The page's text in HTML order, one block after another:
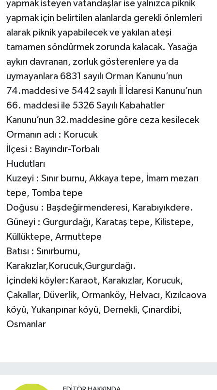
yapmak isteyen vatandaşlar ise yalnızca piknik
yapmak için belirtilen alanlarda gerekli önlemleri
alarak piknik yapabilecek ve yakılan ateşi
tamamen söndürmek zorunda kalacak. Yasağa
aykırı davranan, zorluk gösterenlere ya da
uymayanlara 6831 sayılı Orman Kanunu’nun
74.maddesi ve 5442 sayılı İl İdaresi Kanunu’nun
66. maddesi ile 5326 Sayılı Kabahatler
Kanunu’nun 32.maddesine göre ceza kesilecek
Ormanın adı : Korucuk
İlçesi : Bayındır-Torbalı
Hudutları
Kuzeyi : Sınır burnu, Akkaya tepe, İmam mezarı
tepe, Tomba tepe
Doğusu : Başdeğirmenderesi, Karabıyıkdere.
Güneyi : Gurgurdağı, Karataş tepe, Kilistepe,
Küllüktepe, Armuttepe
Batısı : Sınırburnu,
Karakızlar,Korucuk,Gurgurdağı.
İçindeki köyler:Karaot, Karakızlar, Korucuk,
Çakallar, Düverlik, Ormanköy, Helvacı, Kızılcaova
köyü, Yukarıpınar köyü, Dernekli, Çınardibi,
Osmanlar